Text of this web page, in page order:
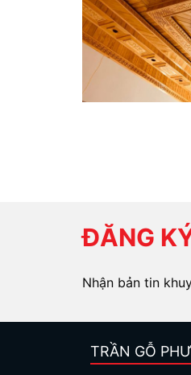
ĐĂNG
Nhận bản tin
TRẦN GỖ